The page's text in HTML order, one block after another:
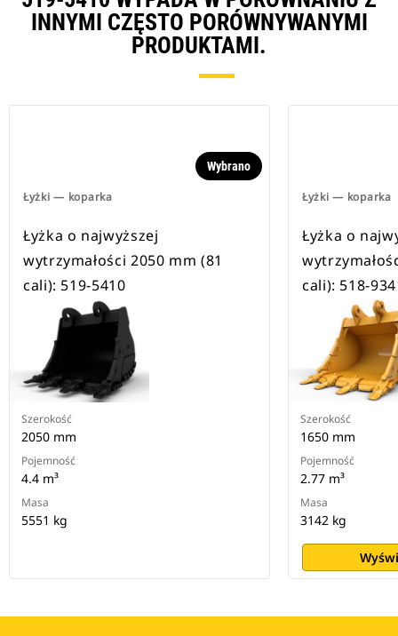
INNYMI CZĘSTO PORÓWNYWANYMI
PRODUKTAMI.
Łyżki — koparka
Wybrano
Łyżka o najwyższej
wytrzymałości 2050 mm (81
cali): 519-5410
Szerokość
2050 mm
Pojemność
4.4 m³
Masa
5551 kg
Łyżki — koparka
Łyżka o
cali): 518-
Szerokość
1650 mm
Pojemność
2.77 m³
Masa
3142 kg